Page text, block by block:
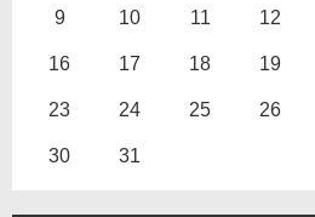
9 10 11 12
16 17 18 19
23 24 25 26
30 31